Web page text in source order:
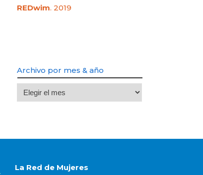
REDwim. 2019
Archivo por mes & año
Archivo
por
año
La Red de Mujeres